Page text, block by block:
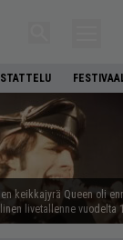
keikkajyrä Queen oli
livetallenne vuodelta